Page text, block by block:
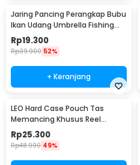
Jaring Pancing Perangkap Bubu
Ikan Udang Umbrella Fishing
Net 5 Hole
Rp19.300
Rp39.900 52%
+ Keranjang
LEO Hard Case Pouch Tas
Memancing Khusus Reel
Pancing - F-49
Rp25.300
Rp48.900 49%